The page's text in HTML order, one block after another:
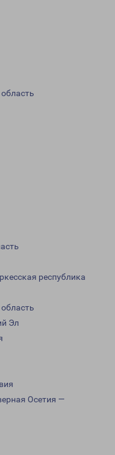
республика
Эл
Осетия —